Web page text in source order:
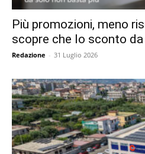
Più promozioni, meno
scopre che lo sconto
Redazione - 31 Luglio 2026